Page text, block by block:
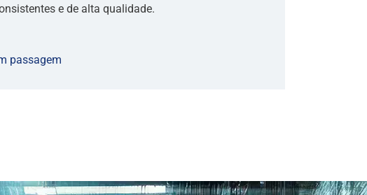
e de alta qualidade.
passagem